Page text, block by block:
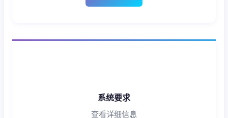
系统要求
查看详细信息